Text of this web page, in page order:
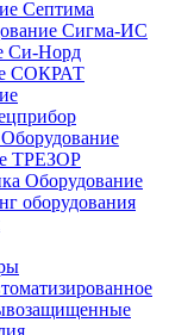
Септима
Сигма-ИС
Си-Норд
СОКРАТ
Оборудование
ТРЕЗОР
Оборудование
оборудования